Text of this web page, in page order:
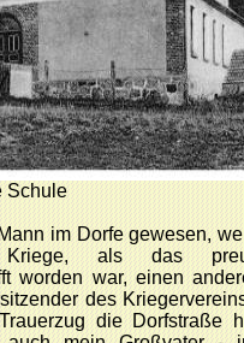
Schule
im Dorfe gewesen,
als das
worden war, einen
des
die Dorfstraße